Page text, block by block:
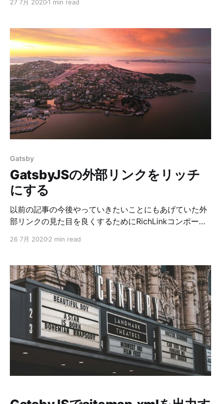
負荷をかけることになるので一回習得してしまって
回の趣旨です。 解説 外部イメージを扱いたい時は
createRemoteFileNodeを使います。 前回のコードに処
理を追加します。 const { createFilePath,
createRemoteFileNode, } = require('gatsby-source-
filesystem') // 中略 exports.onCreateNode = async ({
node, actions, getNode, getCache, createNodeId, })
=> { if (node.internal.type === 'LinksYaml') { // 中略 //
image let image_url if ($(
27 7月 20201 min read
Gatsby
GatsbyJSの外部リンクをリッチ
にする
以前の記事の今後やっていきたいことにもあげていた外
部リンクの見た目を良くするためにRichLinkコンポーネ
https://www.deg84.com/create-sitemap-with-gatsby/
CORS(Cross-Origin Resource Sharing)の対策が必要な
のでgatsby-node.jsでビルド時に情報を取得しておきま
す。 基本的にはOGPの内容を取得します。設定がない場
合はmetaなどの情報から取得するようにしてみました。
取得するURLの一覧はYAMLで別途管理しておきます。
exports.onCreateNode = async ({ node, actions,
getNode }) => { const { createNodeField } = actions //
中略 if (node.internal.type === 'LinksYaml') { const
data = { url: node
26 7月 20202 min read